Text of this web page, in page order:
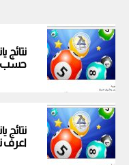
حسب
اعرف